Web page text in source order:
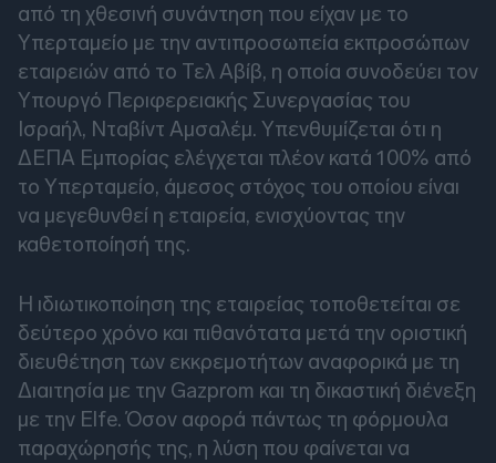
από τη χθεσινή συνάντηση που είχαν με το
Υπερταμείο με την αντιπροσωπεία εκπροσώπων
εταιρειών από το Τελ Αβίβ, η οποία συνοδεύει τον
Υπουργό Περιφερειακής Συνεργασίας του
Ισραήλ, Νταβίντ Αμσαλέμ. Υπενθυμίζεται ότι η
ΔΕΠΑ Εμπορίας ελέγχεται πλέον κατά 100% από
το Υπερταμείο, άμεσος στόχος του οποίου είναι
να μεγεθυνθεί η εταιρεία, ενισχύοντας την
καθετοποίησή της.
Η ιδιωτικοποίηση της εταιρείας τοποθετείται σε
δεύτερο χρόνο και πιθανότατα μετά την οριστική
διευθέτηση των εκκρεμοτήτων αναφορικά με τη
Διαιτησία με την Gazprom και τη δικαστική διένεξη
με την Elfe. Όσον αφορά πάντως τη φόρμουλα
παραχώρησής της, η λύση που φαίνεται να